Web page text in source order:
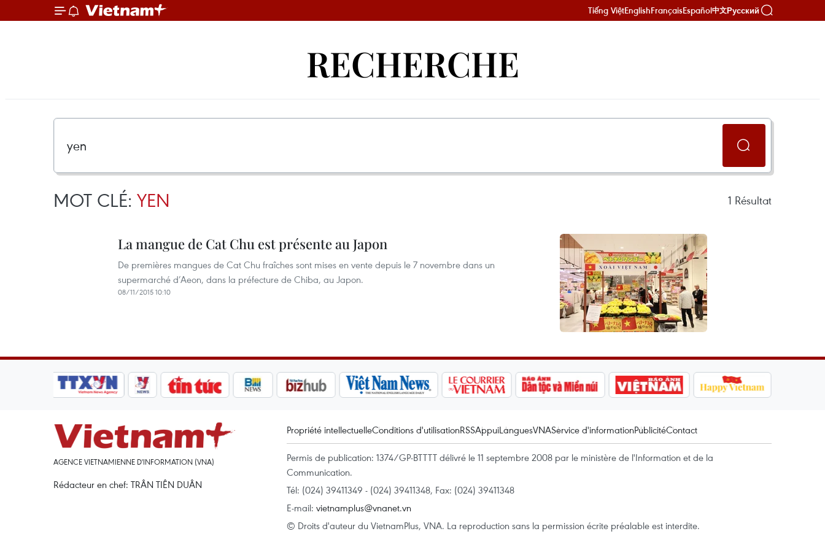
Tiếng ViệtEnglishFrançaisEspañol中文Русский
RECHERCHE
MOT CLÉ: YEN 1 Résultat
La mangue de Cat Chu est présente au Japon
De premières mangues de Cat Chu fraîches sont mises en vente depuis le 7 novembre dans un
supermarché d’Aeon, dans la préfecture de Chiba, au Japon.
08/11/2015 10:10
AGENCE VIETNAMIENNE D'INFORMATION (VNA)
Rédacteur en chef: TRÂN TIÊN DUÂN
Propriété intellectuelleConditions d'utilisationRSSAppuiLanguesVNAService d'informationPublicitéContact
Permis de publication: 1374/GP-BTTTT délivré le 11 septembre 2008 par le ministère de l'Information et de la
Communication.
Tél: (024) 39411349 - (024) 39411348, Fax: (024) 39411348
E-mail: vietnamplus@vnanet.vn
© Droits d'auteur du VietnamPlus, VNA. La reproduction sans la permission écrite préalable est interdite.